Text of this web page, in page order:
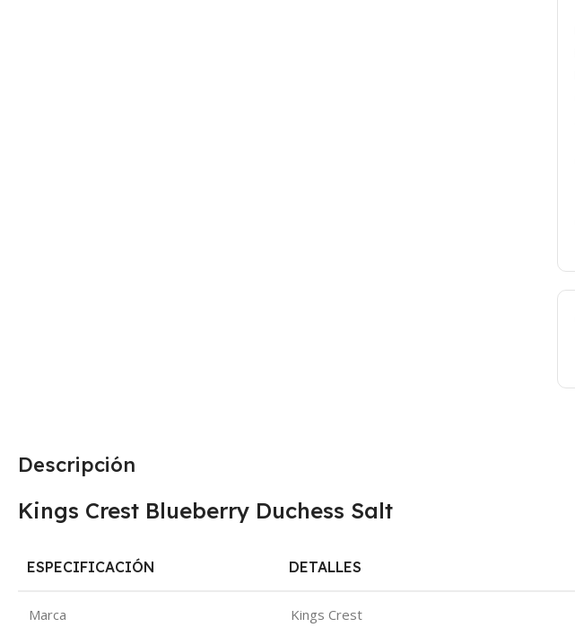
Descripción
Kings Crest Blueberry Duchess Salt
ESPECIFICACIÓN DETALLES
Marca Kings Crest